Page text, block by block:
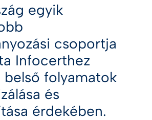
egyik
csoportja
Infocerthez
folyamatok
és
érdekében.